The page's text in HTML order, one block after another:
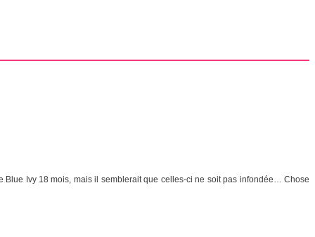
Blue Ivy 18 mois, mais il semblerait que celles-ci ne soit pas infondée… Chose